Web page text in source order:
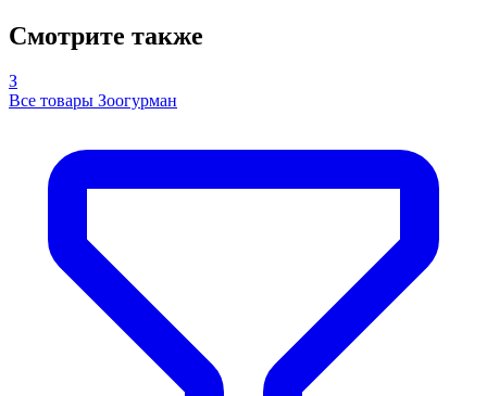
Смотрите также
З
Все товары Зоогурман